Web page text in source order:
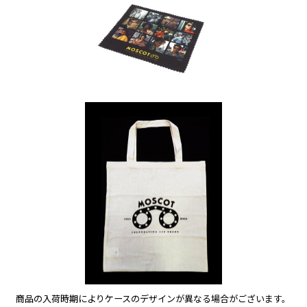
商品の入荷時期によりケースのデザインが異なる場合がございます。